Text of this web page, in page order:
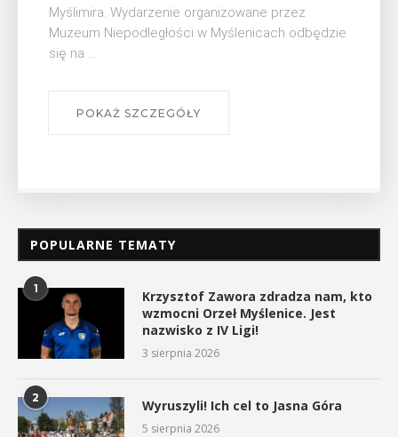
Bibliotece Publicznej w Myślenicach odbędzie się
wykład Mateusza Murzyna, przewodnika i prezesa
myślenickiego oddziału PTTK Lubomir. ...
POKAŻ SZCZEGÓŁY
POPULARNE TEMATY
1
Krzysztof Zawora zdradza nam, kto
wzmocni Orzeł Myślenice. Jest
nazwisko z IV Ligi!
3 sierpnia 2026
2 Wyruszyli! Ich cel to Jasna Góra
5 sierpnia 2026